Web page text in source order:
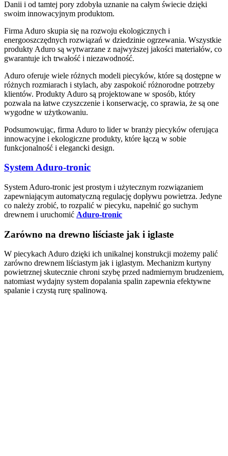
Danii i od tamtej pory zdobyła uznanie na całym świecie dzięki
swoim innowacyjnym produktom.
Firma Aduro skupia się na rozwoju ekologicznych i
energooszczędnych rozwiązań w dziedzinie ogrzewania. Wszystkie
produkty Aduro są wytwarzane z najwyższej jakości materiałów, co
gwarantuje ich trwałość i niezawodność.
Aduro oferuje wiele różnych modeli piecyków, które są dostępne w
różnych rozmiarach i stylach, aby zaspokoić różnorodne potrzeby
klientów. Produkty Aduro są projektowane w sposób, który
pozwala na łatwe czyszczenie i konserwację, co sprawia, że są one
wygodne w użytkowaniu.
Podsumowując, firma Aduro to lider w branży piecyków oferująca
innowacyjne i ekologiczne produkty, które łączą w sobie
funkcjonalność i elegancki design.
SystemAduro-tronic
System Aduro-tronic jest prostym i użytecznym rozwiązaniem
zapewniającym automatyczną regulację dopływu powietrza. Jedyne
co należy zrobić, to rozpalić w piecyku, napełnić go suchym
drewnem i uruchomić Aduro-tronic
Zarówno na drewno liściaste jak i iglaste
W piecykach Aduro dzięki ich unikalnej konstrukcji możemy palić
zarówno drewnem liściastym jak i iglastym. Mechanizm kurtyny
powietrznej skutecznie chroni szybę przed nadmiernym brudzeniem,
natomiast wydajny system dopalania spalin zapewnia efektywne
spalanie i czystą rurę spalinową.